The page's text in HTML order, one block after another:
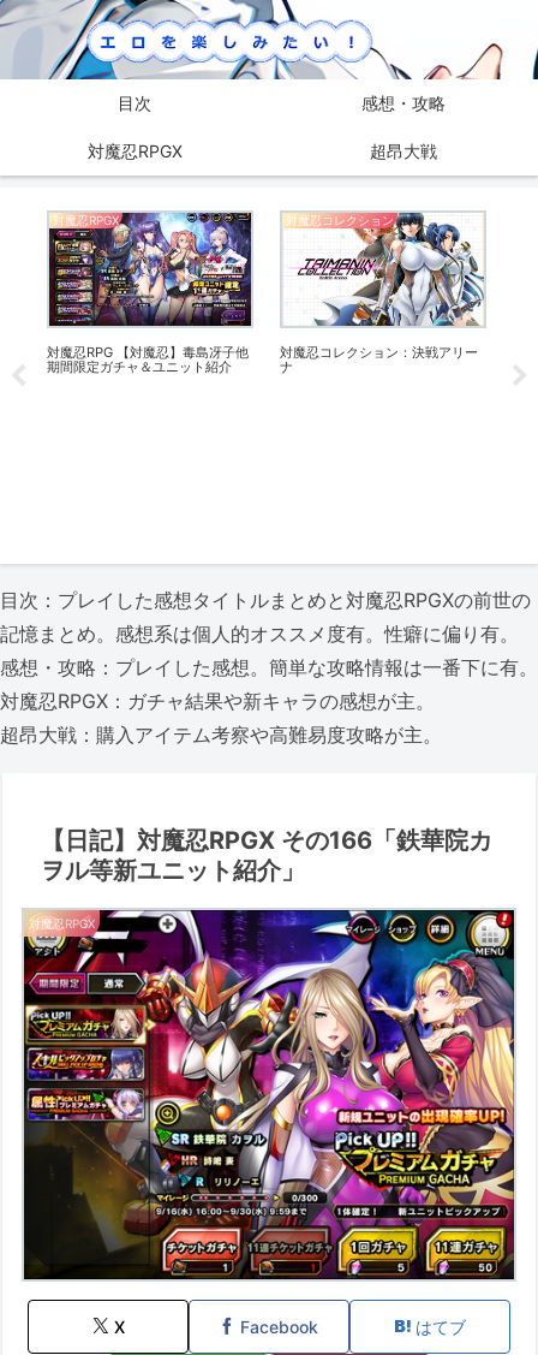
目次 感想・攻略
対魔忍RPGX 超昂大戦
対魔忍RPGX
対魔忍RPG 【対魔忍】毒島冴子他
期間限定ガチャ＆ユニット紹介
対魔忍コレクション
対魔忍コレクション：決戦アリー
ナ
せ
目次：プレイした感想タイトルまとめと対魔忍RPGXの前世の
記憶まとめ。感想系は個人的オススメ度有。性癖に偏り有。
感想・攻略：プレイした感想。簡単な攻略情報は一番下に有。
対魔忍RPGX：ガチャ結果や新キャラの感想が主。
超昂大戦：購入アイテム考察や高難易度攻略が主。
【日記】対魔忍RPGX その166「鉄華院カ
ヲル等新ユニット紹介」
対魔忍RPGX
X Facebook はてブ